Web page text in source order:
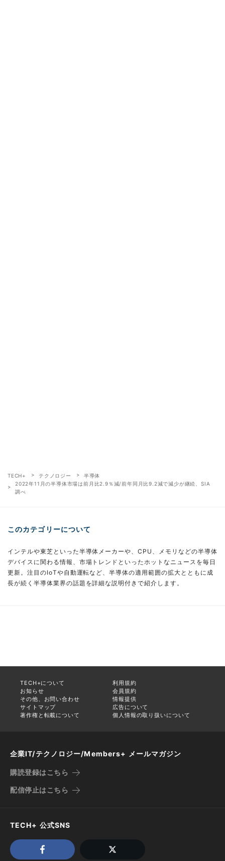
TECH+ テクノロジー
半導体
2022年11月の半導体市場は前月比2.9％減/前年同月比9.2減で減少が継続、SIA
調べ
このカテゴリーについて
インテルや東芝といった半導体メーカーや、CPU、メモリなどの半導体
デバイスに関わる情報、市場トレンドといったホットなニュースを毎日
更新。注目のIoTや自動運転など、半導体の適用範囲の拡大とともに成
長が続く半導体業界の話題を詳細な説明付きで紹介します。
TECH+について
利用規約
お知らせ
会員規約
その他、お問い合わせ
情報提供
サイトマップ
広告について
著作権と転載について
個人情報の取り扱いについて
企業IT/テクノロジー/Members+ メールマガジン
購読登録はこちら
配信停止はこちら
TECH+ 公式SNS